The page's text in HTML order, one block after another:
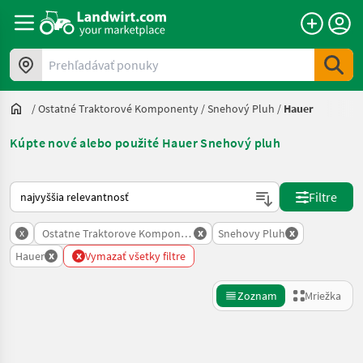
Prehľadávať ponuky
/Ostatné Traktorové Komponenty /Snehový Pluh / Hauer
Kúpte nové alebo použité Hauer Snehový pluh
Takto sa vykonáva triedenie na Landwirt.com
Filtre
x Ostatne Traktorove Komponenty
x Snehovy Pluh x
Hauer x x Vymazať všetky filtre
Zoznam Mriežka